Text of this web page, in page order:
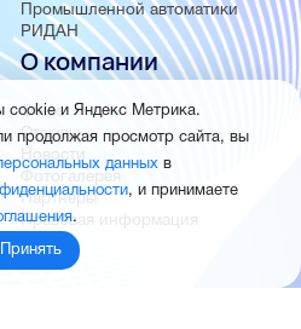
Промышленной автоматики
РИДАН
О компании
О нас
Отзывы
Новости
Фотогалерея
Партнёры
Правовая информация
cookie и Яндекс Метрика.
продолжая просмотр сайта, вы
данных в
, и принимаете
.
Принять